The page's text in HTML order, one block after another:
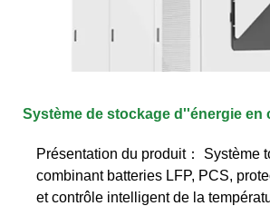
Système de stockage d''énergie en
Présentation du produit： Système
combinant batteries LFP, PCS,
et contrôle intelligent de la